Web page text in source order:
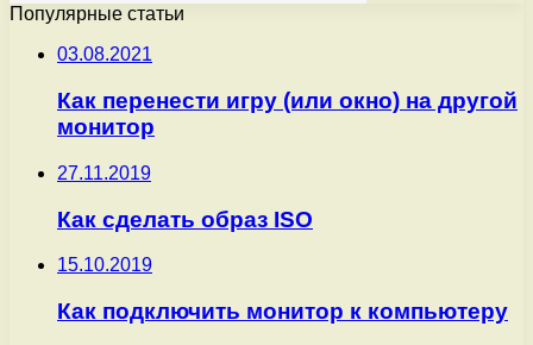
Популярные статьи
03.08.2021
Как перенести игру (или окно) на другой
монитор
27.11.2019
Как сделать образ ISO
15.10.2019
Как подключить монитор к компьютеру